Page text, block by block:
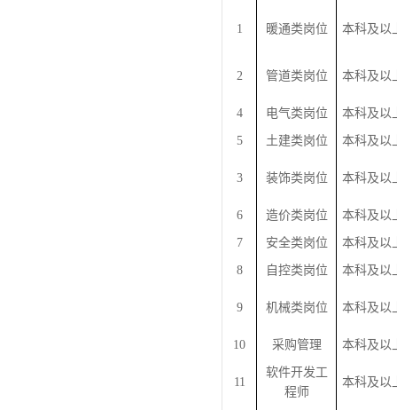
1 暖通类岗位 本科及以
2 管道类岗位 本科及以
4 电气类岗位 本科及以
5 土建类岗位 本科及以
3 装饰类岗位 本科及以
6 造价类岗位 本科及以
7 安全类岗位 本科及以
8 自控类岗位 本科及以
9 机械类岗位 本科及以
10 采购管理 本科及以
11
软件开发工
程师
本科及以